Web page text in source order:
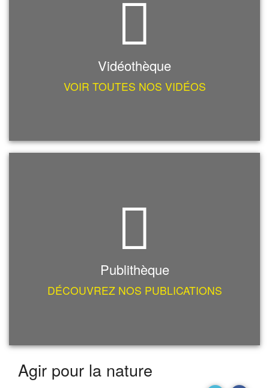
Vidéothèque
VOIR TOUTES NOS VIDÉOS
Publithèque
DÉCOUVREZ NOS PUBLICATIONS
Agir pour la nature